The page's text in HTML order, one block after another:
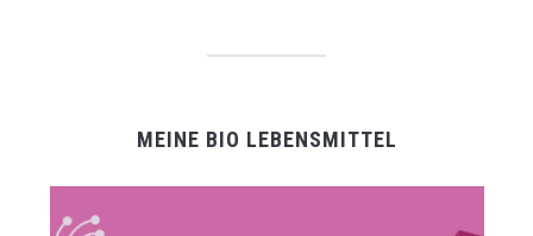
MEINE BIO LEBENSMITTEL